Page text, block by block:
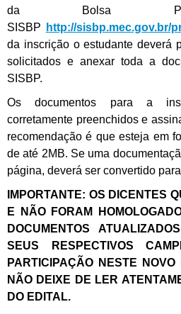
da Bolsa
SISBP
http://sisbp.mec.gov.br/
da inscrição o estudante deverá
solicitados e anexar toda a
SISBP.
Os documentos para a
corretamente preenchidos e
recomendação é que esteja em
de até 2MB. Se uma
página, deverá ser convertido
IMPORTANTE: OS DICENTES
E NÃO FORAM
DOCUMENTOS
SEUS RESPECTIVOS
PARTICIPAÇÃO NESTE
NÃO DEIXE DE LER
DO EDITAL.